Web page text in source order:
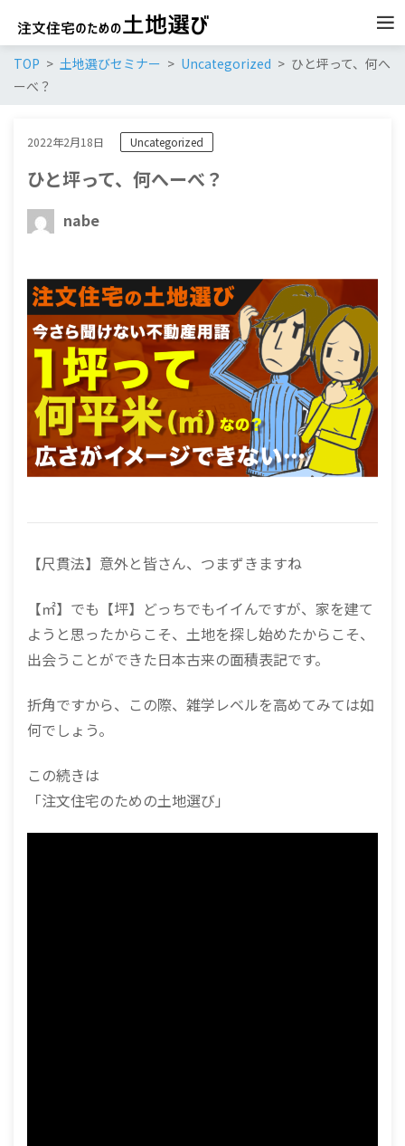
TOP 土地選びセミナー Uncategorized
ひと坪って、何へ
ーべ？
2022年2月18日 Uncategorized
ひと坪って、何へーべ？
nabe
【尺貫法】意外と皆さん、つまずきますね
【㎡】でも【坪】どっちでもイイんですが、家を建て
ようと思ったからこそ、土地を探し始めたからこそ、
出会うことができた日本古来の面積表記です。
折角ですから、この際、雑学レベルを高めてみては如
何でしょう。
この続きは
「注文住宅のための土地選び」